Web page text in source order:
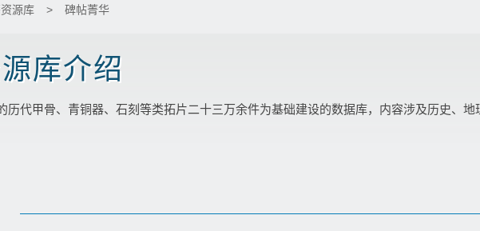
源库 > 碑帖菁华
库介绍
历代甲骨、青铜器、石刻等类拓片二十三万余件为基础建设的数据库，内容涉及历史、